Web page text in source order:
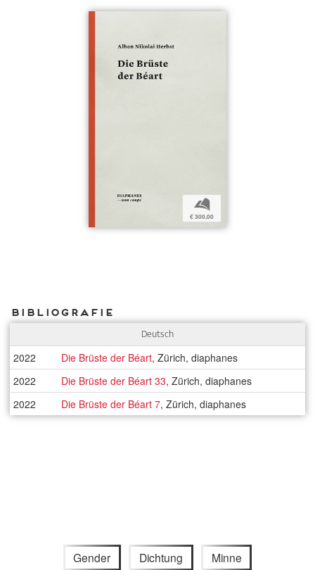
b
€ 300,00
Bibliografie
Deutsch
2022 Die Brüste der Béart, Zürich, diaphanes
2022
Die Brüste der Béart 33, Zürich, diaphanes
2022
Die Brüste der Béart 7, Zürich, diaphanes
Gender Dichtung Minne